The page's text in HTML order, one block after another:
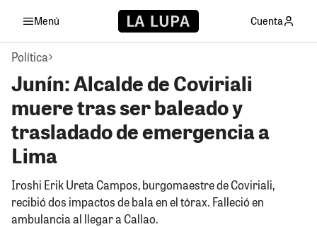
Menú Cuenta
Política
Junín: Alcalde de Coviriali
muere tras ser baleado y
trasladado de emergencia a
Lima
Iroshi Erik Ureta Campos, burgomaestre de Coviriali,
recibió dos impactos de bala en el tórax. Falleció en
ambulancia al llegar a Callao.